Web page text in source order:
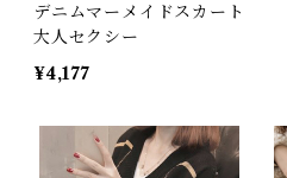
デニムマーメイドスカート
大人セクシー
¥4,177